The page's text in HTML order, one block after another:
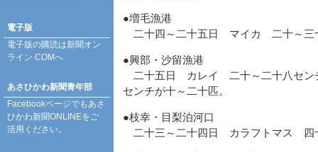
●増毛漁港
二十四～二十五日 マイカ 二十～三
●興部・沙留漁港
二十五日 カレイ 二十～二十八セン
センチが十～二十匹。
●枝幸・目梨泊河口
二十三～二十四日 カラフトマス 四
電子版
電子版の購読は新聞オン
ライン.COMへ
あさひかわ新聞青年部
Facebookページでもあさ
ひかわ新聞ONLINEをご
活用ください。